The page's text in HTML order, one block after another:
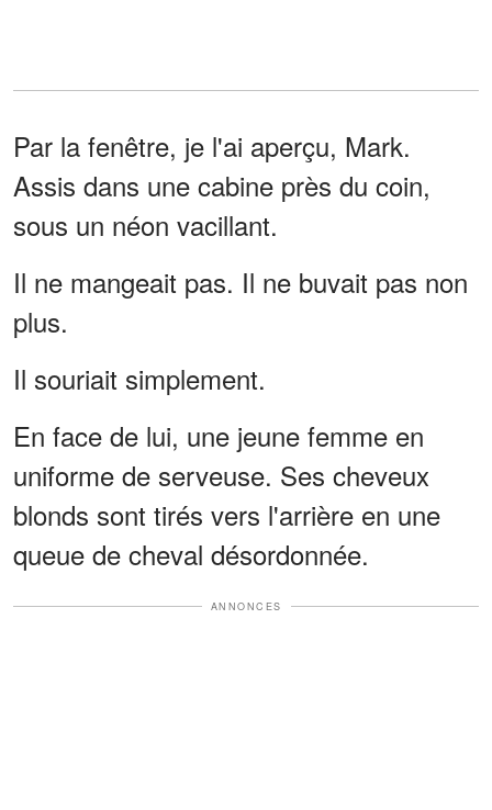
Par la fenêtre, je l'ai aperçu, Mark.
Assis dans une cabine près du coin,
sous un néon vacillant.
Il ne mangeait pas. Il ne buvait pas non
plus.
Il souriait simplement.
En face de lui, une jeune femme en
uniforme de serveuse. Ses cheveux
blonds sont tirés vers l'arrière en une
queue de cheval désordonnée.
ANNONCES